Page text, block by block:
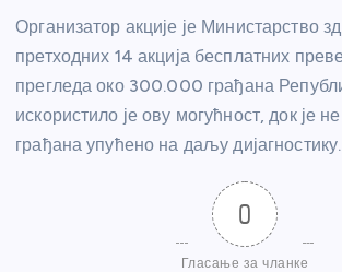
Организатор акције је Министарство
претходних 14 акција бесплатних
прегледа око 300.000 грађана
искористило је ову могућност, док је
грађана упућено на даљу дијагностику.
0
Гласање за чланке